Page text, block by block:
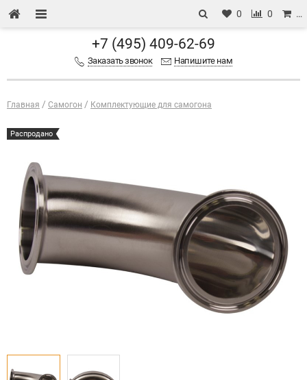
0 0 …
+7 (495) 409-62-69
Заказать звонок Напишите нам
Главная Самогон Комплектующие для самогона
Распродано